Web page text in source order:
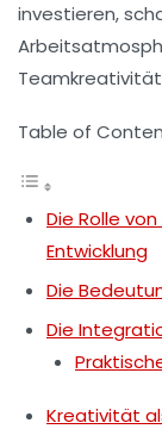
investieren,
Teamkreativität
Table of
Die Rolle
Entwicklung
Die
Die
Kreativität